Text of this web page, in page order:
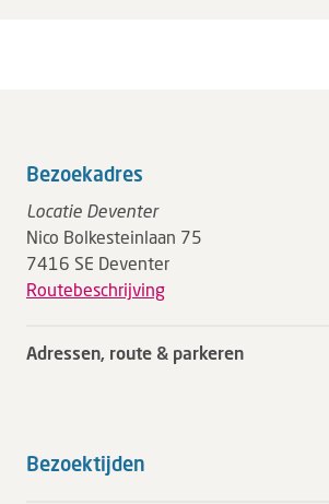
Bezoekadres
Locatie Deventer
Nico Bolkesteinlaan 75
7416 SE Deventer
Routebeschrijving
Adressen, route & parkeren
Bezoektijden